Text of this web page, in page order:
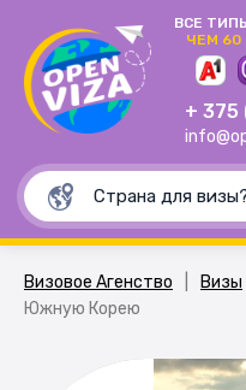
ВСЕ
ЧЕМ 60
+ 375
Визовое Агенство Визы
Южную Корею